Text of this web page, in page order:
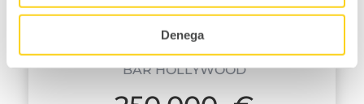
Denega
VOIR LES DETAILS
BAR HOLLYWOOD